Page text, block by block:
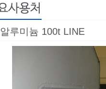
알루미늄 100t LINE